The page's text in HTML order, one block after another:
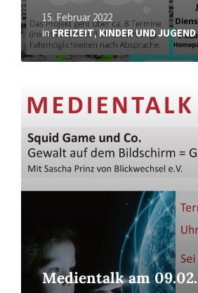
15. Februar 2022
inFREIZEIT, KINDER UND JUGEND
Medientalk am
More